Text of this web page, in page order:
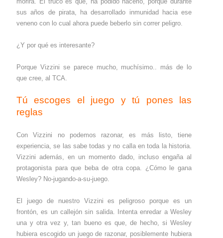
sus años de pirata, ha desarrollado inmunidad hacia ese
veneno con lo cual ahora puede beberlo sin correr peligro.
¿Y por qué es interesante?
Porque Vizzini se parece mucho, muchísimo.. más de lo
que cree, al TCA.
Tú escoges el juego y tú pones las
reglas
Con Vizzini no podemos razonar, es más listo, tiene
experiencia, se las sabe todas y no calla en toda la historia.
Vizzini además, en un momento dado, incluso engaña al
protagonista para que beba de otra copa. ¿Cómo le gana
Wesley? No-jugando-a-su-juego.
El juego de nuestro Vizzini es peligroso porque es un
frontón, es un callejón sin salida. Intenta enredar a Wesley
una y otra vez y, tan bueno es que, de hecho, si Wesley
hubiera escogido un juego de razonar, posiblemente hubiera